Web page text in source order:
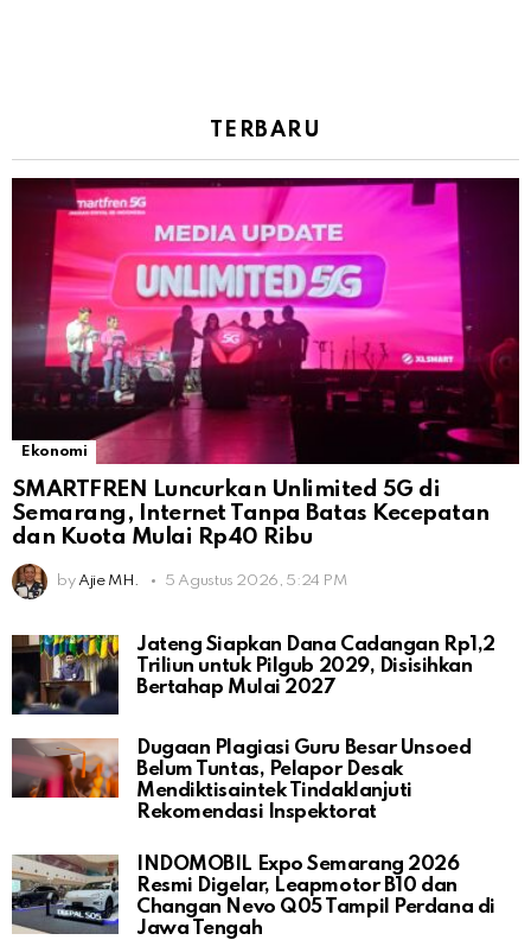
TERBARU
Ekonomi
SMARTFREN Luncurkan Unlimited 5G di
Semarang, Internet Tanpa Batas Kecepatan
dan Kuota Mulai Rp40 Ribu
by Ajie MH. 5 Agustus 2026, 5:24 PM
Jateng Siapkan Dana Cadangan Rp1,2
Triliun untuk Pilgub 2029, Disisihkan
Bertahap Mulai 2027
Dugaan Plagiasi Guru Besar Unsoed
Belum Tuntas, Pelapor Desak
Mendiktisaintek Tindaklanjuti
Rekomendasi Inspektorat
INDOMOBIL Expo Semarang 2026
Resmi Digelar, Leapmotor B10 dan
Changan Nevo Q05 Tampil Perdana di
Jawa Tengah